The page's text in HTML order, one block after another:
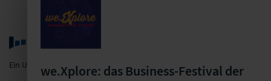
we.Xplore: das Business-Festival der
Ein Unternehmen der LF Gruppe